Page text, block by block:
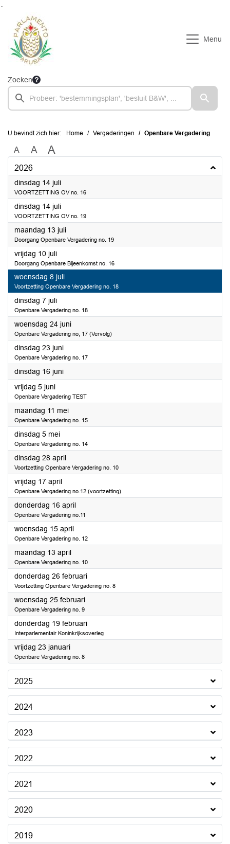
Menu
Zoeken
U bevindt zich hier: Home Vergaderingen Openbare Vergadering
A A A
2026
dinsdag 14 juli2026
VOORTZETTING OV no. 16
dinsdag 14 juli2026
VOORTZETTING OV no. 19
maandag 13 juli2026
Doorgang Openbare Vergadering no. 19
vrijdag 10 juli2026
Doorgang Openbare Bijeenkomst no. 16
woensdag 8 juli2026
Voortzetting Openbare Vergadering no. 18
dinsdag 7 juli2026
Openbare Vergadering no. 18
woensdag 24 juni2026
Openbare Vergadering no, 17 (Vervolg)
dinsdag 23 juni2026
Openbare Vergadering no. 17
dinsdag 16 juni2026
vrijdag 5 juni2026
Openbare Vergadering TEST
maandag 11 mei2026
Openbare Vergadering no. 15
dinsdag 5 mei2026
Openbare Vergadering no. 14
dinsdag 28 april2026
Voortzetting Openbare Vergadering no. 10
vrijdag 17 april2026
Openbare Vergadering no.12 (voortzetting)
donderdag 16 april2026
Openbare Vergadering no.11
woensdag 15 april2026
Openbare Vergadering no. 12
maandag 13 april2026
Openbare Vergadering no. 10
donderdag 26 februari2026
Voortzetting Openbare Vergadering no. 8
woensdag 25 februari2026
Openbare Vergadering no. 9
donderdag 19 februari2026
Interparlementair Koninkrijksoverleg
vrijdag 23 januari2026
Openbare Vergadering no. 8
2025
2024
2023
2022
2021
2020
2019